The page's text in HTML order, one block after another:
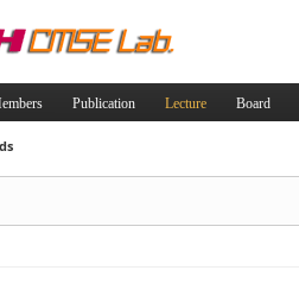
Publication Lecture Board
케치북5
케치북5